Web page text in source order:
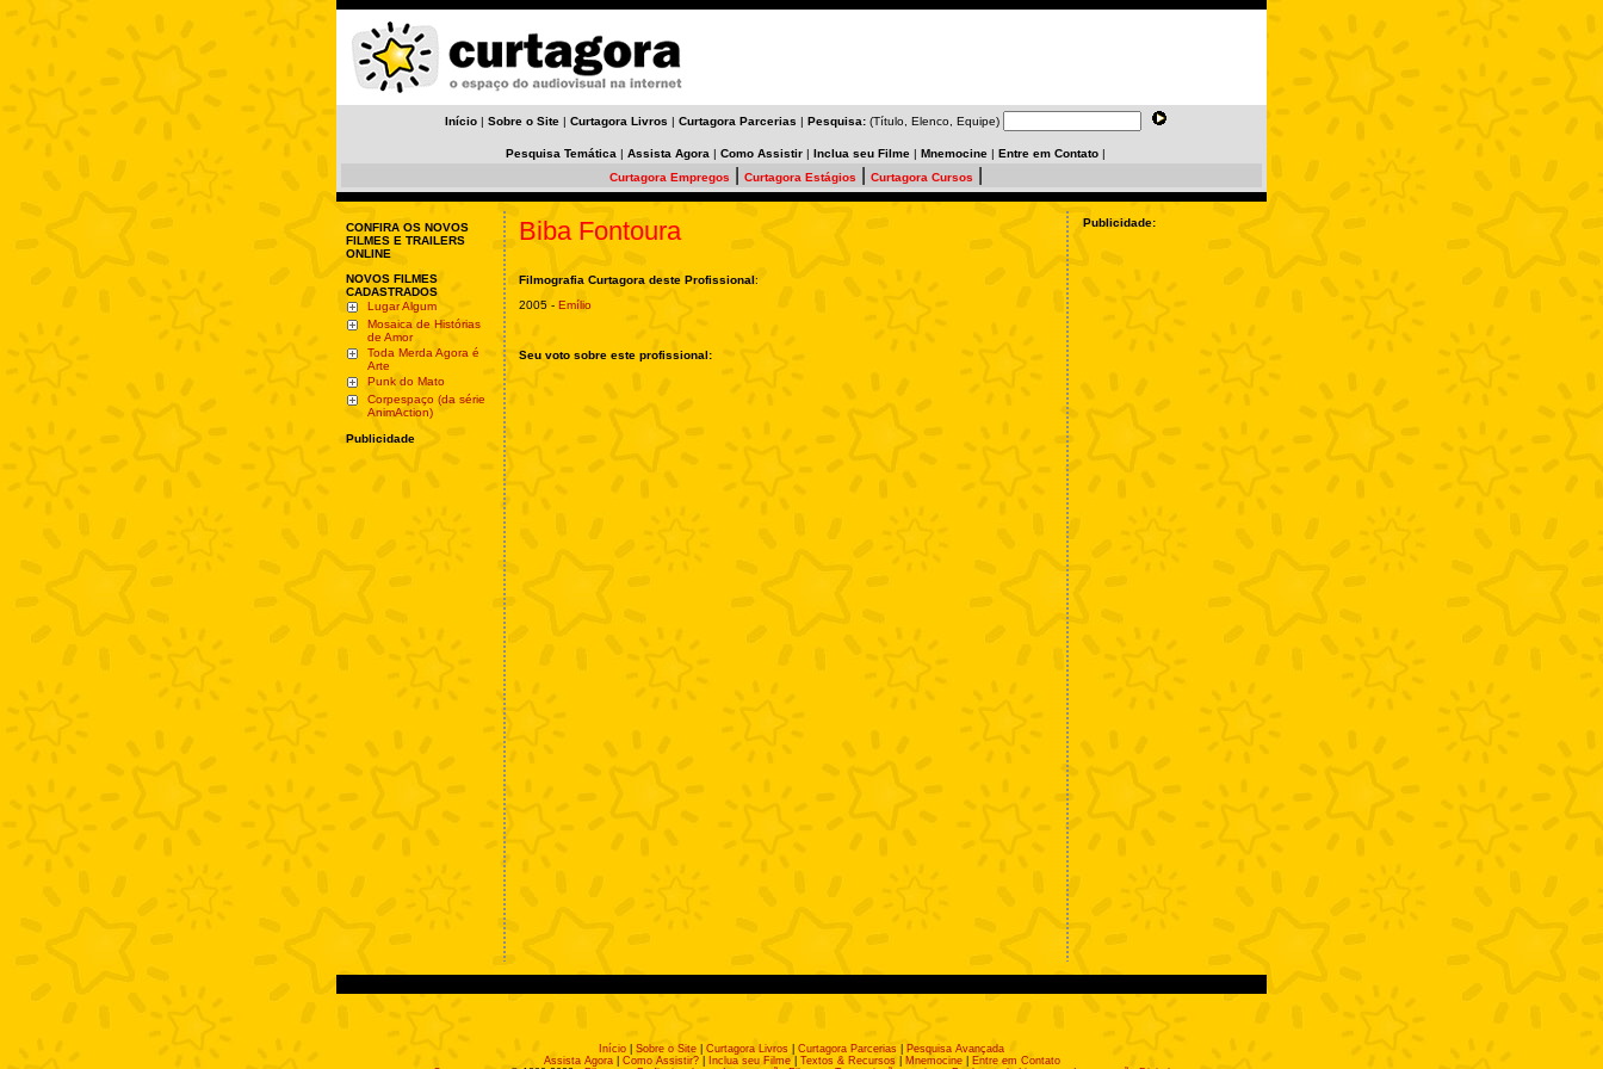
Início | Sobre o Site | Curtagora Livros | Curtagora Parcerias | Pesquisa: (Título, Elenco, Equipe)
Pesquisa Temática | Assista Agora | Como Assistir | Inclua seu Filme | Mnemocine | Entre em Contato |
Curtagora Empregos
Curtagora Estágios Curtagora Cursos
CONFIRA OS NOVOS
FILMES E TRAILERS
ONLINE
NOVOS FILMES
CADASTRADOS
Lugar Algum
Mosaica de Histórias
de Amor
Toda Merda Agora é
Arte
Punk do Mato
Corpespaço (da série
AnimAction)
Publicidade
Biba Fontoura
Filmografia Curtagora deste Profissional:
2005 - Emílio
Seu voto sobre este profissional:
Publicidade:
Início Sobre o Site Curtagora Livros Curtagora Parcerias
Pesquisa Avançada
Assista Agora| Como Assistir?| Inclua seu Filme| Textos & Recursos Mnemocine|
Entre em Contato